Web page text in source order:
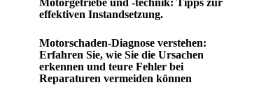
Motorgetriebe und -technik: Tipps zur
effektiven Instandsetzung.
Motorschaden-Diagnose verstehen:
Erfahren Sie, wie Sie die Ursachen
erkennen und teure Fehler bei
Reparaturen vermeiden können